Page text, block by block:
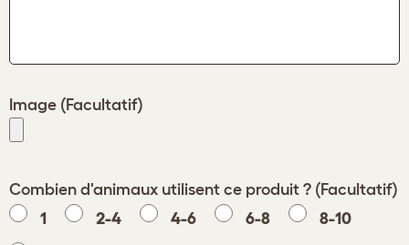
Image (Facultatif)
Combien d'animaux utilisent ce produit ? (Facultatif)
1
2-4 4-6 6-8 8-10